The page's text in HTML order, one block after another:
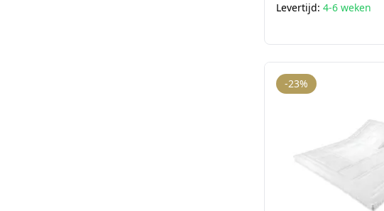
Levertijd: 4-6 weken
-23%